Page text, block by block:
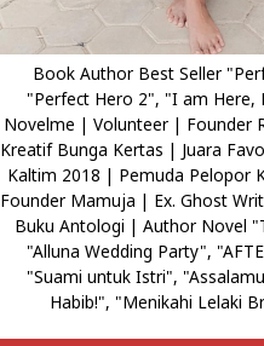
Book Author Best Seller
"Perfect Hero 2", "I am Here,
Novelme | Volunteer | Founder
Kreatif Bunga Kertas | Juara
Kaltim 2018 | Pemuda Pelopor
Founder Mamuja | Ex. Ghost
Buku Antologi | Author Novel
"Alluna Wedding Party",
"Suami untuk Istri",
Habib!", "Menikahi Lelaki